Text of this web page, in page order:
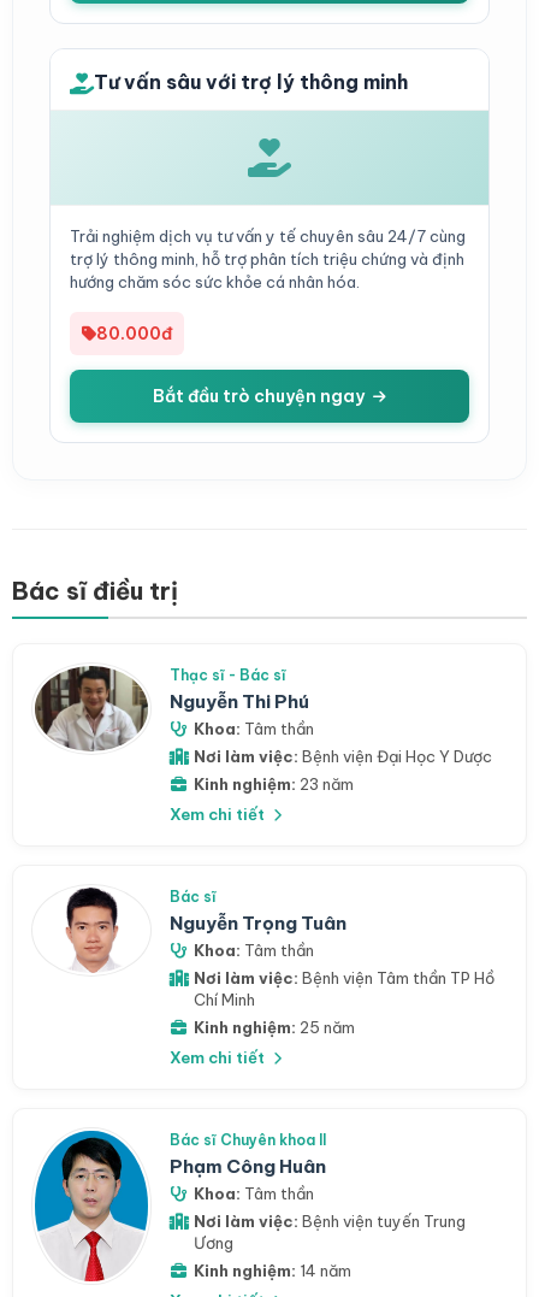
Tư vấn sâu với trợ lý thông minh
Trải nghiệm dịch vụ tư vấn y tế chuyên sâu 24/7 cùng
trợ lý thông minh, hỗ trợ phân tích triệu chứng và định
hướng chăm sóc sức khỏe cá nhân hóa.
80.000đ
Bắt đầu trò chuyện ngay
Bác sĩ điều trị
Thạc sĩ - Bác sĩ
Nguyễn Thi Phú
Khoa: Tâm thần
Nơi làm việc: Bệnh viện Đại Học Y Dược
Kinh nghiệm: 23 năm
Xem chi tiết
Bác sĩ
Nguyễn Trọng Tuân
Khoa: Tâm thần
Nơi làm việc: Bệnh viện Tâm thần TP Hồ
Chí Minh
Kinh nghiệm: 25 năm
Xem chi tiết
Bác sĩ Chuyên khoa II
Phạm Công Huân
Khoa: Tâm thần
Nơi làm việc: Bệnh viện tuyến Trung
Ương
Kinh nghiệm: 14 năm